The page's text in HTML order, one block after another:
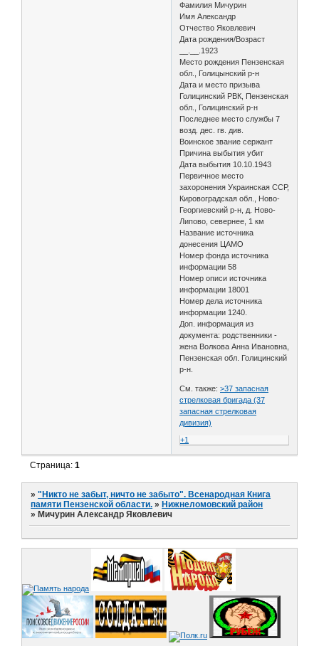
Фамилия Мичурин
Имя Александр
Отчество Яковлевич
Дата рождения/Возраст
__.__.1923
Место рождения Пензенская
обл., Голицынский р-н
Дата и место призыва
Голицинский РВК, Пензенская
обл., Голицинский р-н
Последнее место службы 7
возд. дес. гв. див.
Воинское звание сержант
Причина выбытия убит
Дата выбытия 10.10.1943
Первичное место
захоронения Украинская ССР,
Кировоградская обл., Ново-
Георгиевский р-н, д. Ново-
Липово, севернее, 1 км
Название источника
донесения ЦАМО
Номер фонда источника
информации 58
Номер описи источника
информации 18001
Номер дела источника
информации 1240.
Доп. информация из
документа: родственники -
жена Волкова Анна Ивановна,
Пензенская обл. Голицинский
р-н.
См. также:>37 запасная
стрелковая бригада (37
запасная стрелковая
дивизия)
+1
Страница:1
»"Никто не забыт, ничто не забыто". Всенародная Книга
памяти Пензенской области. » Нижнеломовский район
» Мичурин Александр Яковлевич